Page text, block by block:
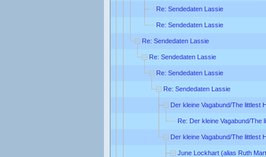
Re: Sendedaten Lassie
Re: Sendedaten Lassie
Re: Sendedaten Lassie
Re: Sendedaten Lassie
Re: Sendedaten Lassie
Re: Sendedaten Lassie
Der kleine Vagabund/The littlest
Re: Der kleine Vagabund/The
Der kleine Vagabund/The littlest
June Lockhart (alias Ruth